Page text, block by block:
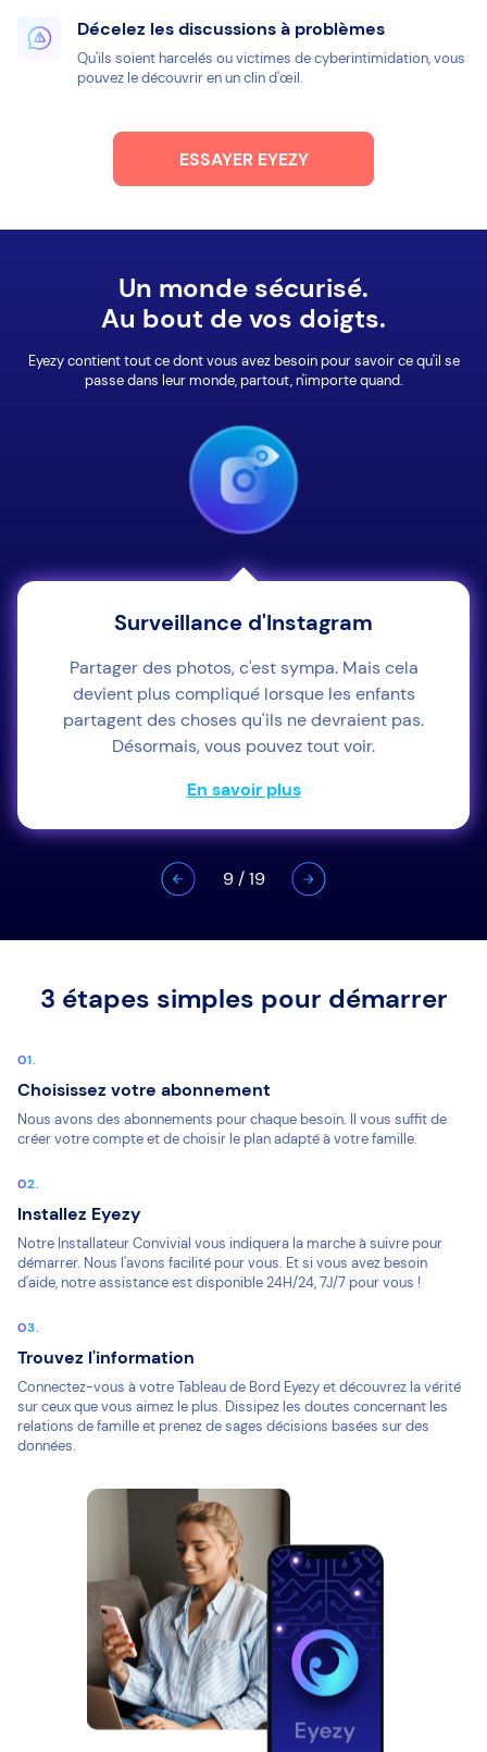
Décelez les discussions à problèmes
Qu'ils soient harcelés ou victimes de cyberintimidation, vous
pouvez le découvrir en un clin d'œil.
ESSAYER EYEZY
Un monde sécurisé.
Au bout de vos doigts.
Eyezy contient tout ce dont vous avez besoin pour savoir ce qu'il se
passe dans leur monde, partout, n'importe quand.
Surveillance d'Instagram
Partager des photos, c'est sympa. Mais cela
devient plus compliqué lorsque les enfants
partagent des choses qu'ils ne devraient pas.
Désormais, vous pouvez tout voir.
En savoir plus
9/19
3 étapes simples pour démarrer
Choisissez votre abonnement
Nous avons des abonnements pour chaque besoin. Il vous suffit de
créer votre compte et de choisir le plan adapté à votre famille.
Installez Eyezy
Notre Installateur Convivial vous indiquera la marche à suivre pour
démarrer. Nous l'avons facilité pour vous. Et si vous avez besoin
d'aide, notre assistance est disponible 24H/24, 7J/7 pour vous !
Trouvez l'information
Connectez-vous à votre Tableau de Bord Eyezy et découvrez la vérité
sur ceux que vous aimez le plus. Dissipez les doutes concernant les
relations de famille et prenez de sages décisions basées sur des
données.